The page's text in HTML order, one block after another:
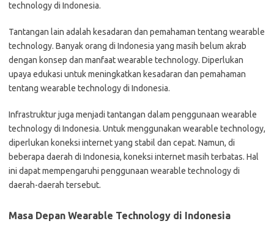
technology di Indonesia.
Tantangan lain adalah kesadaran dan pemahaman tentang wearable
technology. Banyak orang di Indonesia yang masih belum akrab
dengan konsep dan manfaat wearable technology. Diperlukan
upaya edukasi untuk meningkatkan kesadaran dan pemahaman
tentang wearable technology di Indonesia.
Infrastruktur juga menjadi tantangan dalam penggunaan wearable
technology di Indonesia. Untuk menggunakan wearable technology,
diperlukan koneksi internet yang stabil dan cepat. Namun, di
beberapa daerah di Indonesia, koneksi internet masih terbatas. Hal
ini dapat mempengaruhi penggunaan wearable technology di
daerah-daerah tersebut.
Masa Depan Wearable Technology di Indonesia